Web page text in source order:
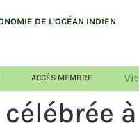
DE L’OCÉAN INDIEN
ACCÈS MEMBRE